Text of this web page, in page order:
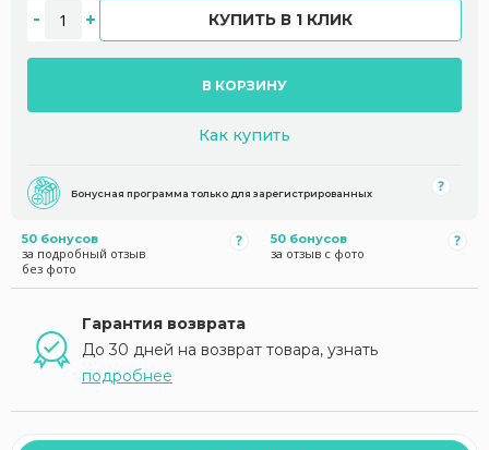
КУПИТЬ В 1 КЛИК
В КОРЗИНУ
Как купить
Бонусная программа только для зарегистрированных
50 бонусов
за подробный отзыв
без фото
50 бонусов
за отзыв с фото
Гарантия возврата
До 30 дней на возврат товара, узнать
подробнее